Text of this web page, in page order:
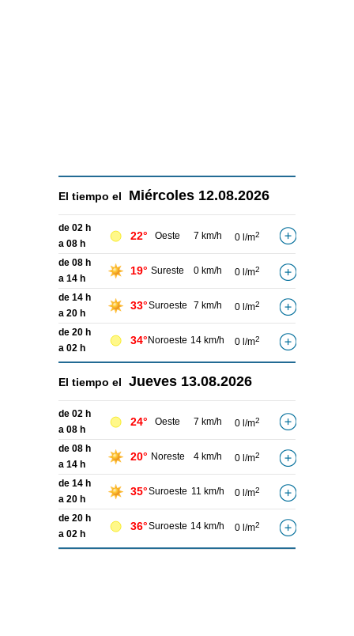
El tiempo el Miércoles 12.08.2026
de 02 h
a 08 h
22° Oeste 7 km/h 0 l/m2
de 08 h
a 14 h
19° Sureste 0 km/h 0 l/m2
de 14 h
a 20 h
33°Suroeste 7 km/h 0 l/m2
de 20 h
a 02 h
34° Noroeste 14 km/h 0 l/m2
El tiempo el Jueves 13.08.2026
de 02 h
a 08 h
24° Oeste 7 km/h 0 l/m2
de 08 h
a 14 h
20° Noreste 4 km/h 0 l/m2
de 14 h
a 20 h
35°Suroeste 11 km/h 0 l/m2
de 20 h
a 02 h
36°Suroeste 14 km/h 0 l/m2